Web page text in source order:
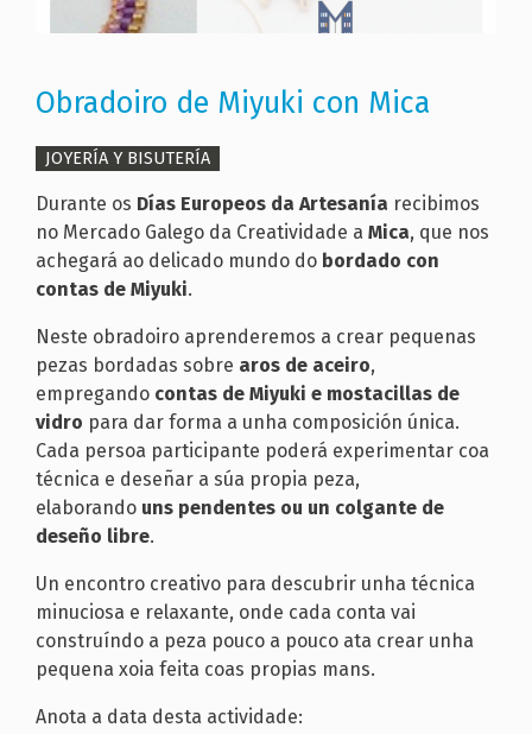
Obradoiro de Miyuki con Mica
JOYERÍA Y BISUTERÍA
Durante os Días Europeos da Artesanía recibimos
no Mercado Galego da Creatividade a Mica, que nos
achegará ao delicado mundo do bordado con
contas de Miyuki.
Neste obradoiro aprenderemos a crear pequenas
pezas bordadas sobre aros de aceiro,
empregando contas de Miyuki e mostacillas de
vidro para dar forma a unha composición única.
Cada persoa participante poderá experimentar coa
técnica e deseñar a súa propia peza,
elaborando uns pendentes ou un colgante de
deseño libre.
Un encontro creativo para descubrir unha técnica
minuciosa e relaxante, onde cada conta vai
construíndo a peza pouco a pouco ata crear unha
pequena xoia feita coas propias mans.
Anota a data desta actividade: